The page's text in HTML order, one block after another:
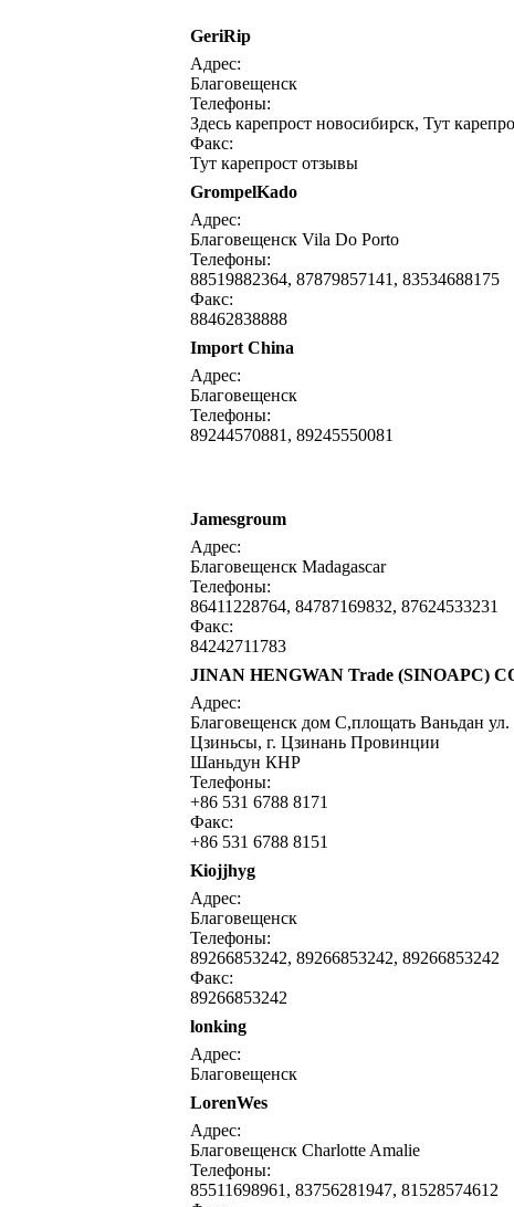
GeriRip
Адрес:
Благовещенск
Телефоны:
Здесь карепрост новосибирск, Тут
Факс:
Тут карепрост отзывы
GrompelKado
Адрес:
Благовещенск Vila Do Porto
Телефоны:
88519882364, 87879857141, 83534688175
Факс:
88462838888
Import China
Адрес:
Благовещенск
Телефоны:
89244570881, 89245550081
Jamesgroum
Адрес:
Благовещенск Madagascar
Телефоны:
86411228764, 84787169832, 87624533231
Факс:
84242711783
JINAN HENGWAN Trade (SINOAPC)
Адрес:
Благовещенск дом C,площать Ваньдан ул.
Цзиньсы, г. Цзинань Провинции
Шаньдун КНР
Телефоны:
+86 531 6788 8171
Факс:
+86 531 6788 8151
Kiojjhyg
Адрес:
Благовещенск
Телефоны:
89266853242, 89266853242, 89266853242
Факс:
89266853242
lonking
Адрес:
Благовещенск
LorenWes
Адрес:
Благовещенск Charlotte Amalie
Телефоны:
85511698961, 83756281947, 81528574612